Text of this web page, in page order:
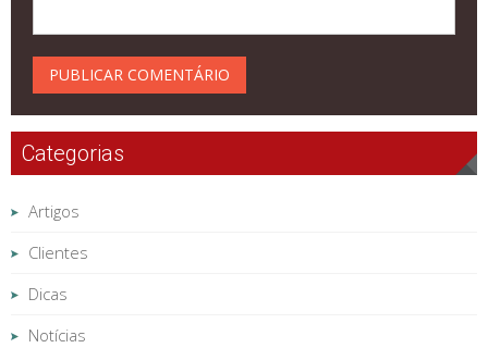
Categorias
Artigos
Clientes
Dicas
Notícias